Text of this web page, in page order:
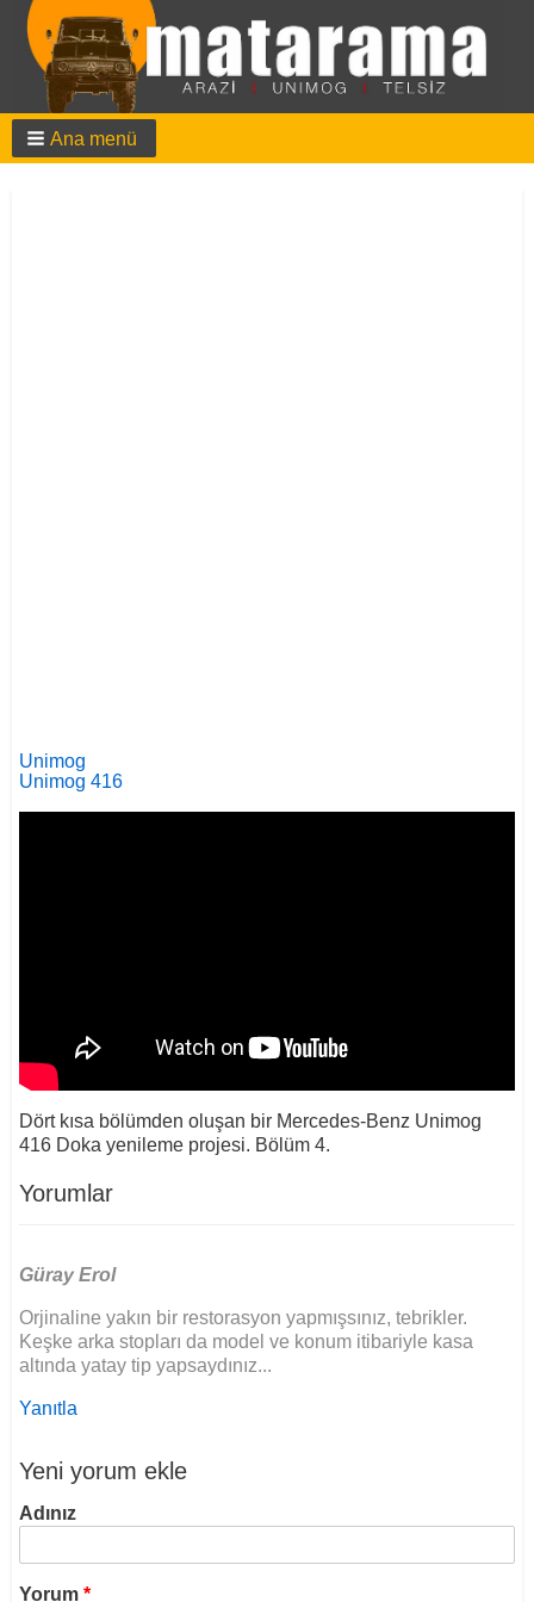
Ana menü
Unimog
Unimog 416
Dört kısa bölümden oluşan bir Mercedes-Benz Unimog
416 Doka yenileme projesi. Bölüm 4.
Yorumlar
Güray Erol
Orjinaline yakın bir restorasyon yapmışsınız, tebrikler.
Keşke arka stopları da model ve konum itibariyle kasa
altında yatay tip yapsaydınız...
Yanıtla
Yeni yorum ekle
Adınız
Yorum